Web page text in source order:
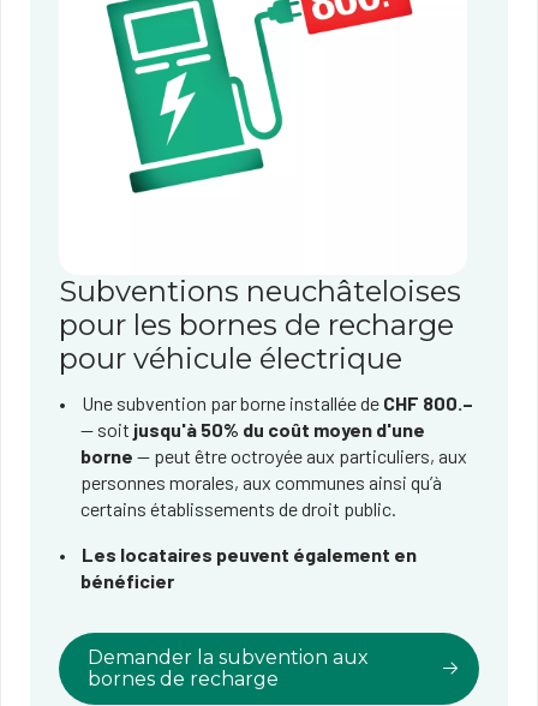
Subventions neuchâteloises
pour les bornes de recharge
pour véhicule électrique
Une subvention par borne installée de CHF 800.–
— soit jusqu'à 50% du coût moyen d'une
borne — peut être octroyée aux particuliers, aux
personnes morales, aux communes ainsi qu’à
certains établissements de droit public.
Les locataires peuvent également en
bénéficier
Demander la subvention aux
bornes de recharge​